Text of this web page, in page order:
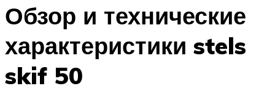
Обзор и технические
характеристики stels
skif 50